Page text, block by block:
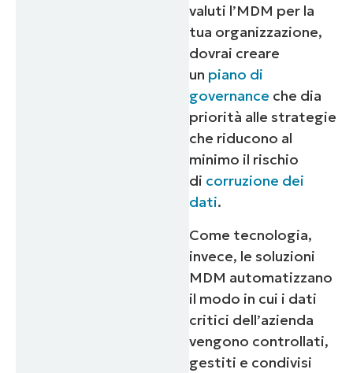
valuti l’MDM per la
tua organizzazione,
dovrai creare
un piano di
governance che dia
priorità alle strategie
che riducono al
minimo il rischio
di corruzione dei
dati.
Come tecnologia,
invece, le soluzioni
MDM automatizzano
il modo in cui i dati
critici dell’azienda
vengono controllati,
gestiti e condivisi